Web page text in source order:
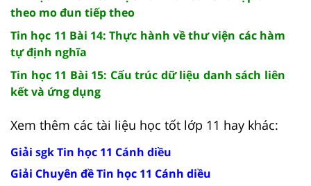
theo mo đun tiếp theo
Tin học 11 Bài 14: Thực hành về thư viện các hàm
tự định nghĩa
Tin học 11 Bài 15: Cấu trúc dữ liệu danh sách liên
kết và ứng dụng
Xem thêm các tài liệu học tốt lớp 11 hay khác:
Giải sgk Tin học 11 Cánh diều
Giải Chuyên đề Tin học 11 Cánh diều